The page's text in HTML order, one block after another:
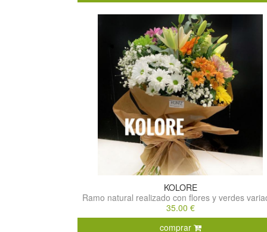
KOLORE
Ramo natural realizado con flores y verdes
35.00 €
comprar